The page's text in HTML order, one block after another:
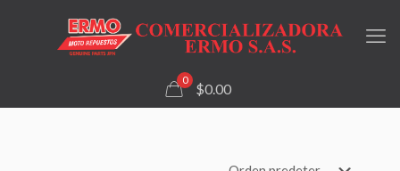
0
$0.00